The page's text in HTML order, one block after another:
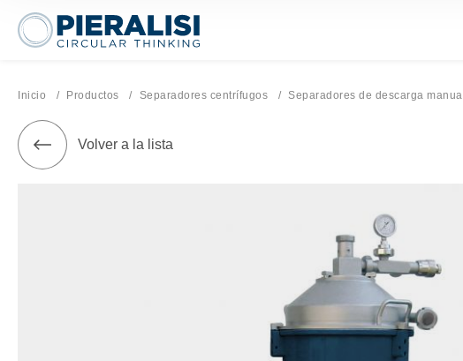
Pieralisi Maip Spa
Inicio Productos Separadores centrífugos Separadores de descarga manual
Volver a la lista